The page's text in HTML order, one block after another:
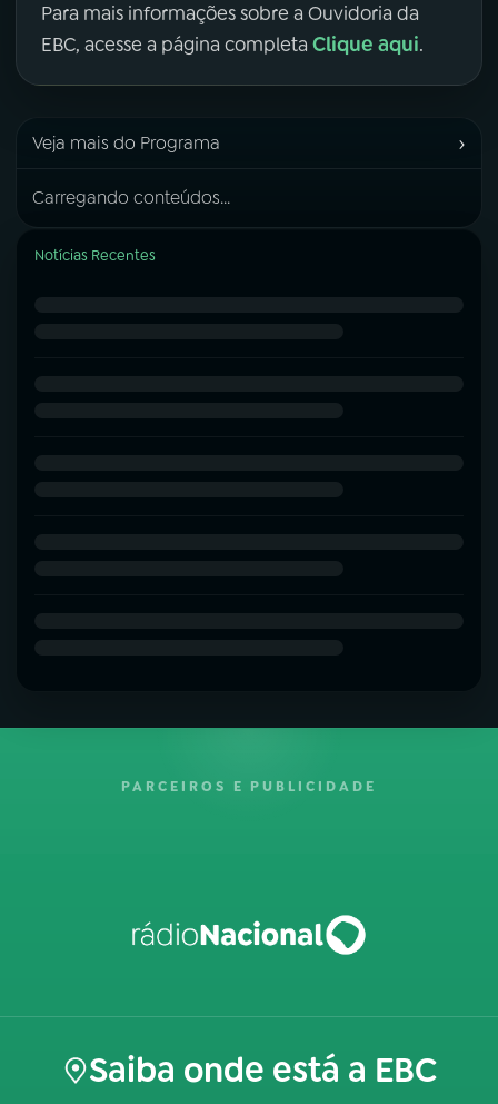
Para mais informações sobre a Ouvidoria da
EBC, acesse a página completa Clique aqui.
Veja mais do Programa ›
Carregando conteúdos...
Notícias Recentes
PARCEIROS E PUBLICIDADE
Saiba onde está a EBC